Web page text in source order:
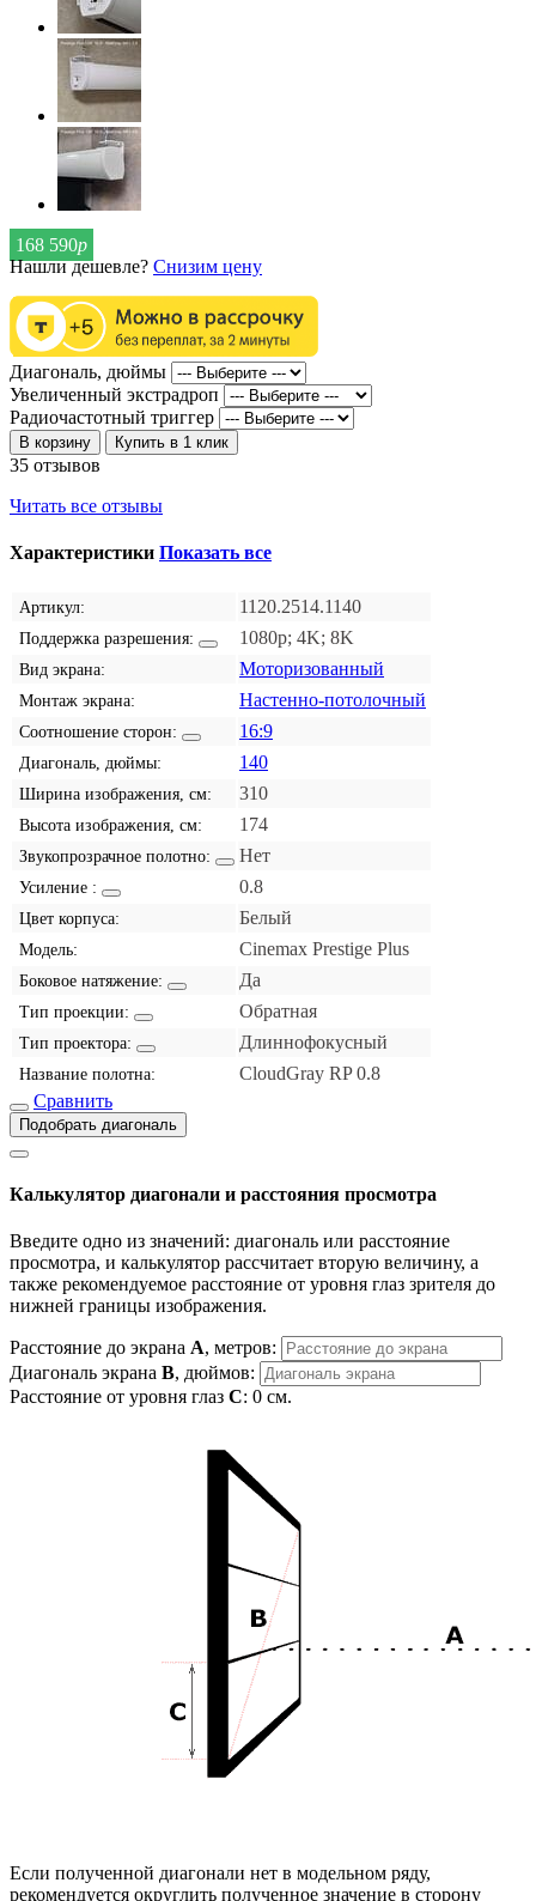
168 590р
Нашли дешевле? Снизим цену
Диагональ, дюймы
Увеличенный экстрадроп
Радиочастотный триггер
В корзину Купить в 1 клик
35 отзывов
Читать все отзывы
Характеристики Показать все
Артикул: 1120.2514.1140
Поддержка разрешения: 1080p; 4K; 8K
Вид экрана: Моторизованный
Монтаж экрана: Настенно-потолочный
Соотношение сторон: 16:9
Диагональ, дюймы: 140
Ширина изображения, см: 310
Высота изображения, см: 174
Звукопрозрачное полотно: Нет
Усиление : 0.8
Цвет корпуса: Белый
Модель: Cinemax Prestige Plus
Боковое натяжение: Да
Тип проекции: Обратная
Тип проектора: Длиннофокусный
Название полотна:
CloudGray RP 0.8
Сравнить
Подобрать диагональ
Калькулятор диагонали и расстояния просмотра
Введите одно из значений: диагональ или расстояние
просмотра, и калькулятор рассчитает вторую величину, а
также рекомендуемое расстояние от уровня глаз зрителя до
нижней границы изображения.
Расстояние до экрана A, метров:
Диагональ экрана B, дюймов:
Расстояние от уровня глаз C: 0 см.
Если полученной диагонали нет в модельном ряду,
рекомендуется округлить полученное значение в сторону